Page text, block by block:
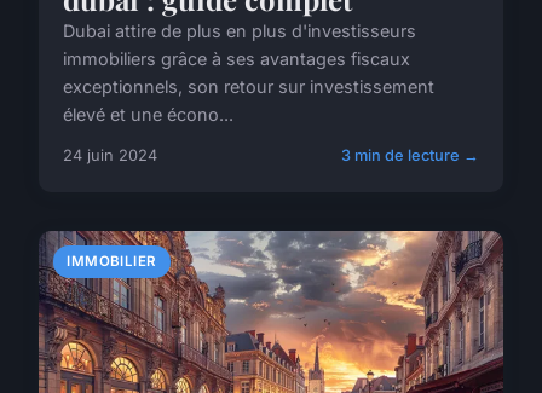
Dubai attire de plus en plus d'investisseurs
immobiliers grâce à ses avantages fiscaux
exceptionnels, son retour sur investissement
élevé et une écono...
24 juin 2024 3 min de lecture →
IMMOBILIER